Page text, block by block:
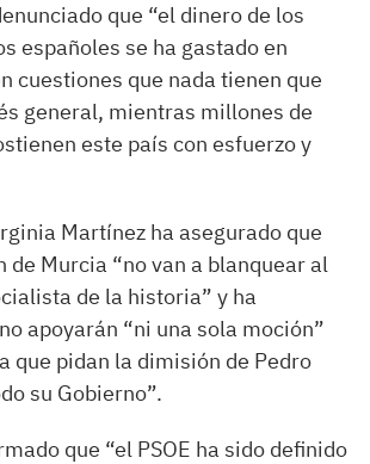
que “el dinero de los
españoles se ha gastado en
cuestiones que nada tienen que
general, mientras millones de
este país con esfuerzo y
Martínez ha asegurado que
de Murcia “no van a blanquear al
de la historia” y ha
apoyarán “ni una sola moción”
que pidan la dimisión de Pedro
su Gobierno”.
que “el PSOE ha sido definido